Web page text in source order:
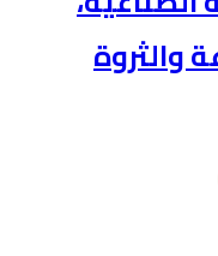
والثروة